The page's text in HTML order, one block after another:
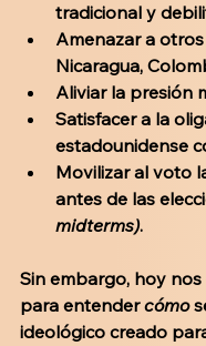
tradicional y
Amenazar a
Nicaragua,
Aliviar la presión
Satisfacer a la
estadounidense
Movilizar al voto
antes de las
midterms).
Sin embargo, hoy
para entender cómo
ideológico creado